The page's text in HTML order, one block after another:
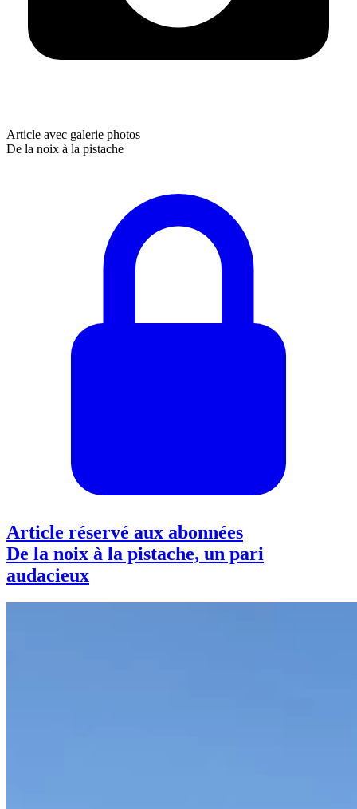
Article avec galerie photos
De la noix à la pistache
Article réservé aux abonnées
De la noix à la pistache, un pari
audacieux